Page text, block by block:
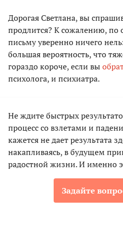
Дорогая Светлана, вы
продлится? К сожалению, по
письму уверенно ничего
большая вероятность, что
гораздо короче, если вы
психолога, и психиатра.
Не ждите быстрых
процесс со взлетами и
кажется не дает результата
накапливаясь, в будущем
радостной жизни. И именно
Задайте